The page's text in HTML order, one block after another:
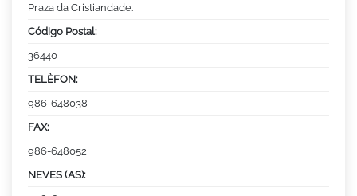
Praza da Cristiandade.
Código Postal:
36440
TELÈFON:
986-648038
FAX:
986-648052
NEVES (AS):